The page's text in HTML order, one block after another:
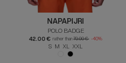
NAPAPIJRI
POLO BADGE
42.00 € rather than 70.00 € -40%
S M XL XXL